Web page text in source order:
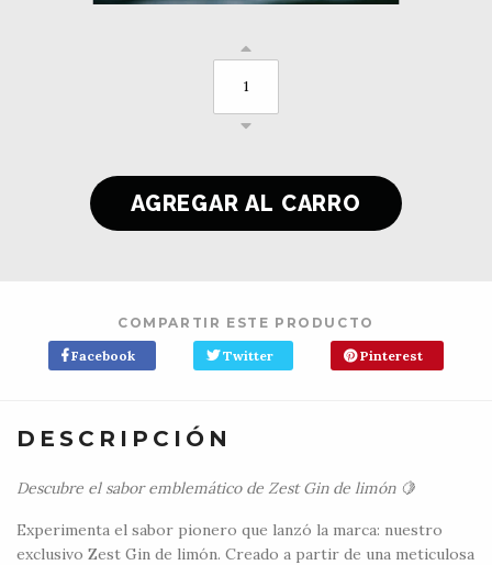
COMPARTIR ESTE PRODUCTO
Facebook
Twitter Pinterest
DESCRIPCIÓN
Descubre el sabor emblemático de Zest Gin de limón 🍋
Experimenta el sabor pionero que lanzó la marca: nuestro
exclusivo Zest Gin de limón. Creado a partir de una meticulosa